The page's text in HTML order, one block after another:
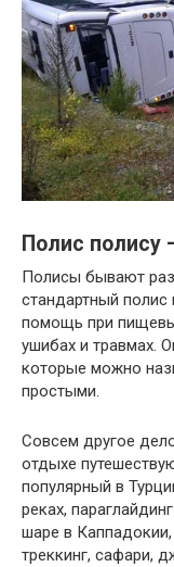
Полис полису
Полисы бывают
стандартный
помощь при
ушибах и травмах.
которые можно
простыми.
Совсем другое
отдыхе
популярный в
реках,
шаре в Каппадокии,
треккинг, сафари,